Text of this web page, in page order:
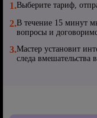
1.Выберите тариф,
2.В течение 15 минут
вопросы и
3.Мастер установит
следа вмешательства